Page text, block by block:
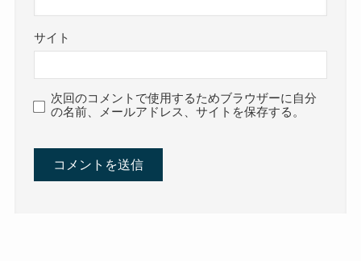
サイト
次回のコメントで使用するためブラウザーに自分
の名前、メールアドレス、サイトを保存する。